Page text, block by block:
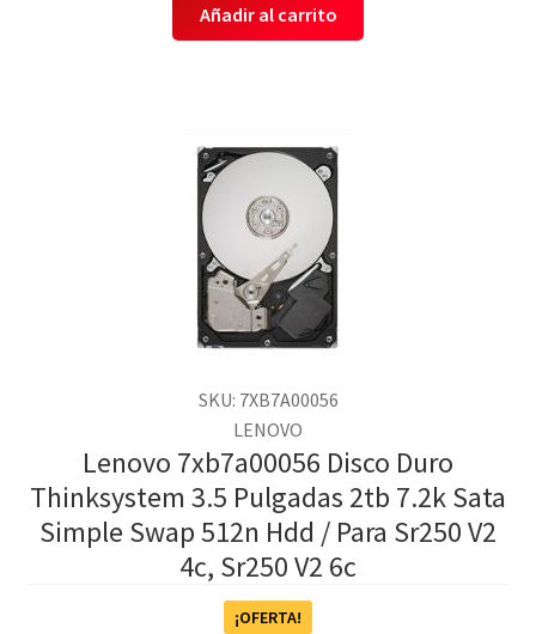
Añadir al carrito
SKU: 7XB7A00056
LENOVO
Lenovo 7xb7a00056 Disco Duro
Thinksystem 3.5 Pulgadas 2tb 7.2k Sata
Simple Swap 512n Hdd / Para Sr250 V2
4c, Sr250 V2 6c
¡OFERTA!